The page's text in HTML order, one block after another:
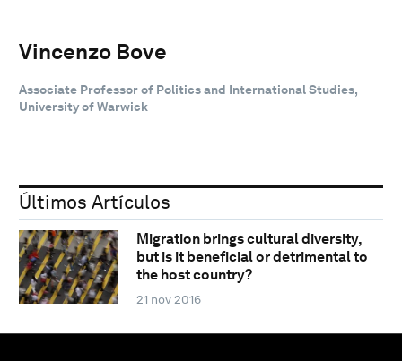
Vincenzo Bove
Associate Professor of Politics and International Studies,
University of Warwick
Últimos Artículos
Migration brings cultural diversity,
but is it beneficial or detrimental to
the host country?
21 nov 2016